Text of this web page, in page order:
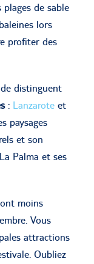
de sable
lors
profiter des
distinguent
: Lanzarote et
paysages
et son
Palma et ses
moins
Vous
attractions
Oubliez